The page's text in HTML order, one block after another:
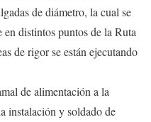
de diámetro, la cual se
en distintos puntos de la Ruta
de rigor se están ejecutando
de alimentación a la
instalación y soldado de